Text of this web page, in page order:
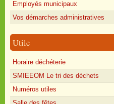
Employés municipaux
Vos démarches administratives
Utile
Horaire déchéterie
SMIEEOM Le tri des déchets
Numéros utiles